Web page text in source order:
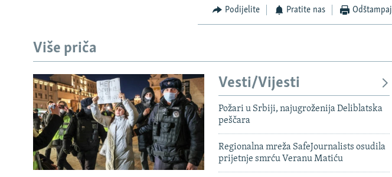
Podijelite Pratite nas Odštampaj
Više priča
Vesti/Vijesti
Požari u Srbiji, najugroženija Deliblatska
peščara
Regionalna mreža SafeJournalists osudila
prijetnje smrću Veranu Matiću